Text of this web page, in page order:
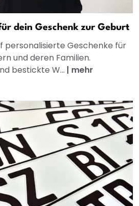
dein Geschenk zur Geburt
personalisierte Geschenke für
und deren Familien.
bestickte W... | mehr